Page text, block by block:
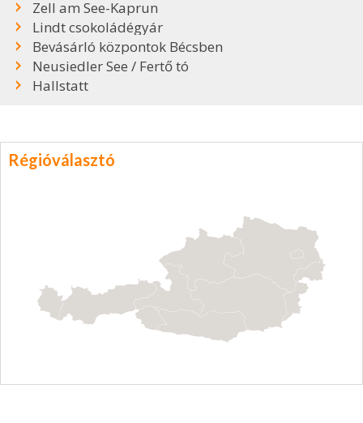
Zell am See-Kaprun
Lindt csokoládégyár
Bevásárló központok Bécsben
Neusiedler See / Fertő tó
Hallstatt
Régióválasztó